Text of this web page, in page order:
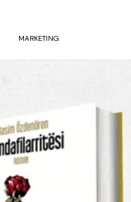
MARKETING